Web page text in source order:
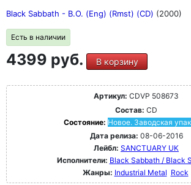
Black Sabbath - B.O. (Eng) (Rmst) (CD) (2000)
Есть в наличии
4399 руб. В корзину
Артикул: CDVP 508673
Состав: CD
Состояние: Новое. Заводская
Дата релиза: 08-06-2016
Лейбл: SANCTUARY UK
Исполнители: Black Sabbath / Black
Жанры: Industrial Metal Rock